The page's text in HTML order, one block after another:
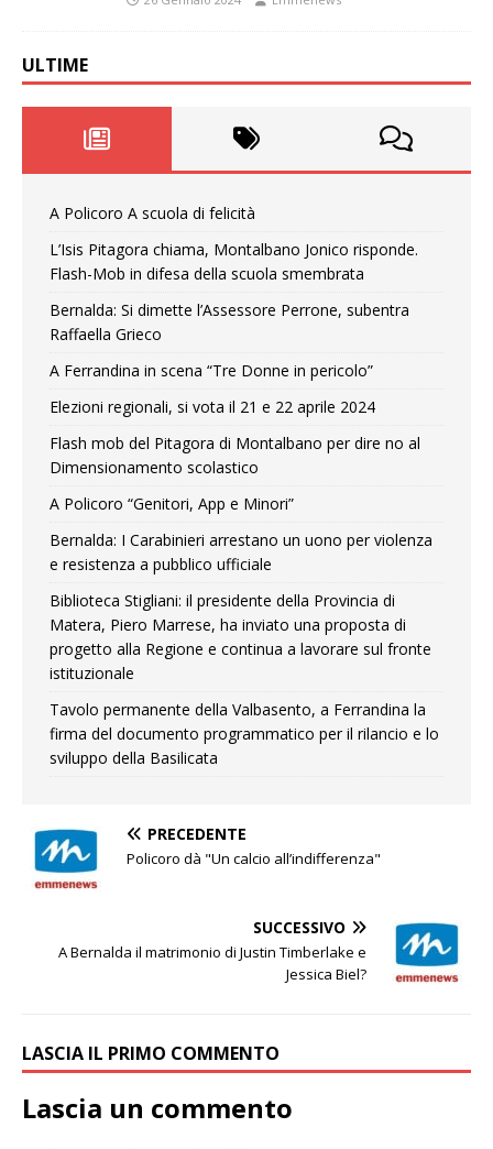
ULTIME
A Policoro A scuola di felicità
L’Isis Pitagora chiama, Montalbano Jonico risponde.
Flash-Mob in difesa della scuola smembrata
Bernalda: Si dimette l’Assessore Perrone, subentra
Raffaella Grieco
A Ferrandina in scena “Tre Donne in pericolo”
Elezioni regionali, si vota il 21 e 22 aprile 2024
Flash mob del Pitagora di Montalbano per dire no al
Dimensionamento scolastico
A Policoro “Genitori, App e Minori”
Bernalda: I Carabinieri arrestano un uono per violenza
e resistenza a pubblico ufficiale
Biblioteca Stigliani: il presidente della Provincia di
Matera, Piero Marrese, ha inviato una proposta di
progetto alla Regione e continua a lavorare sul fronte
istituzionale
Tavolo permanente della Valbasento, a Ferrandina la
firma del documento programmatico per il rilancio e lo
sviluppo della Basilicata
PRECEDENTE
Policoro dà "Un calcio all’indifferenza"
SUCCESSIVO
A Bernalda il matrimonio di Justin Timberlake e
Jessica Biel?
LASCIA IL PRIMO COMMENTO
Lascia un commento